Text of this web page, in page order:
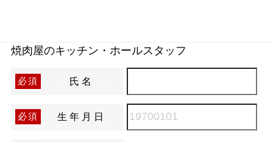
焼肉屋のキッチン・ホールスタッフ
必須 氏名
必須 生年月日